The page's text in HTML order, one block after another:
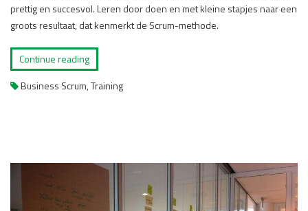
prettig en succesvol. Leren door doen en met kleine stapjes naar een
groots resultaat, dat kenmerkt de Scrum-methode.
Continue reading
Business Scrum,Training